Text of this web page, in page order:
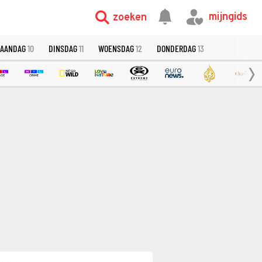
zoeken mijngids
10 DINSDAG11 WOENSDAG12 DONDERDAG13